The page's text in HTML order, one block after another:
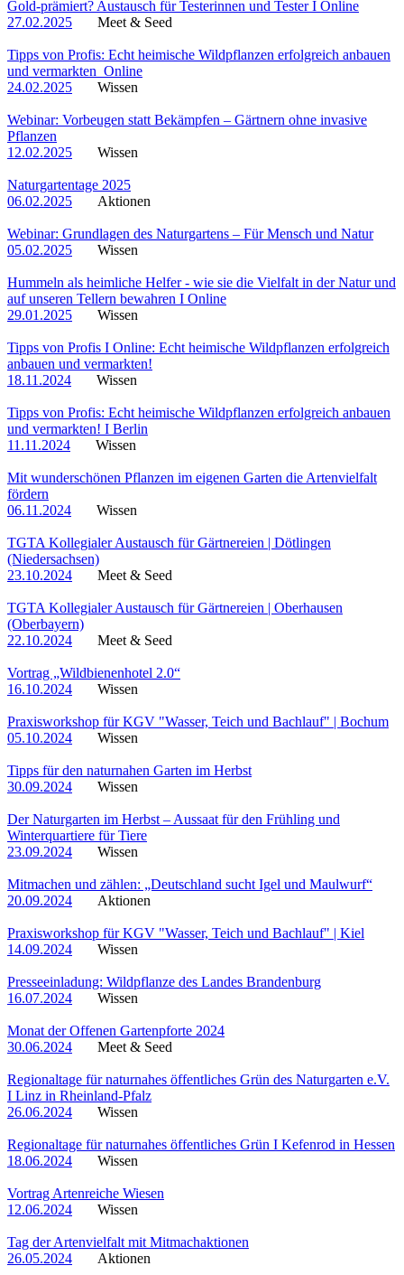
Gold-prämiert? Austausch für Testerinnen und Tester I Online
27.02.2025
Meet & Seed
Tipps von Profis: Echt heimische Wildpflanzen erfolgreich anbauen
und vermarkten_Online
24.02.2025
Wissen
Webinar: Vorbeugen statt Bekämpfen – Gärtnern ohne invasive
Pflanzen
12.02.2025
Wissen
Naturgartentage 2025
06.02.2025
Aktionen
Webinar: Grundlagen des Naturgartens – Für Mensch und Natur
05.02.2025
Wissen
Hummeln als heimliche Helfer - wie sie die Vielfalt in der Natur und
auf unseren Tellern bewahren I Online
29.01.2025
Wissen
Tipps von Profis I Online: Echt heimische Wildpflanzen erfolgreich
anbauen und vermarkten!
18.11.2024
Wissen
Tipps von Profis: Echt heimische Wildpflanzen erfolgreich anbauen
und vermarkten! I Berlin
11.11.2024
Wissen
Mit wunderschönen Pflanzen im eigenen Garten die Artenvielfalt
fördern
06.11.2024
Wissen
TGTA Kollegialer Austausch für Gärtnereien | Dötlingen
(Niedersachsen)
23.10.2024
Meet & Seed
TGTA Kollegialer Austausch für Gärtnereien | Oberhausen
(Oberbayern)
22.10.2024
Meet & Seed
Vortrag „Wildbienenhotel 2.0“
16.10.2024
Wissen
Praxisworkshop für KGV "Wasser, Teich und Bachlauf" | Bochum
05.10.2024
Wissen
Tipps für den naturnahen Garten im Herbst
30.09.2024
Wissen
Der Naturgarten im Herbst – Aussaat für den Frühling und
Winterquartiere für Tiere
23.09.2024
Wissen
Mitmachen und zählen: „Deutschland sucht Igel und Maulwurf“
20.09.2024
Aktionen
Praxisworkshop für KGV "Wasser, Teich und Bachlauf" | Kiel
14.09.2024
Wissen
Presseeinladung: Wildpflanze des Landes Brandenburg
16.07.2024
Wissen
Monat der Offenen Gartenpforte 2024
30.06.2024
Meet & Seed
Regionaltage für naturnahes öffentliches Grün des Naturgarten e.V.
I Linz in Rheinland-Pfalz
26.06.2024
Wissen
Regionaltage für naturnahes öffentliches Grün I Kefenrod in Hessen
18.06.2024
Wissen
Vortrag Artenreiche Wiesen
12.06.2024
Wissen
Tag der Artenvielfalt mit Mitmachaktionen
26.05.2024
Aktionen